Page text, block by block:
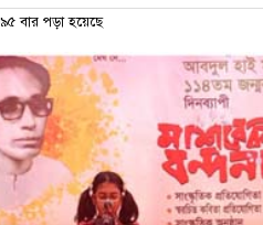
বার পড়া হয়েছে